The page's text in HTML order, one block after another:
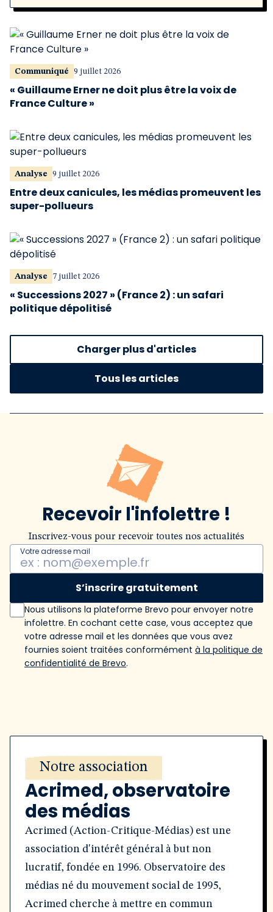
Communiqué 9 juillet 2026
« Guillaume Erner ne doit plus être la voix de
France Culture »
Analyse 9 juillet 2026
Entre deux canicules, les médias promeuvent les
super-pollueurs
Analyse 7 juillet 2026
« Successions 2027 » (France 2) : un safari
politique dépolitisé
Charger plus d'articles
Tous les articles
Recevoir l'infolettre !
Inscrivez-vous pour recevoir toutes nos actualités
Votre adresse mail
S’inscrire gratuitement
Nous utilisons la plateforme Brevo pour envoyer notre
infolettre. En cochant cette case, vous acceptez que
votre adresse mail et les données que vous avez
fournies soient traitées conformément à la politique de
confidentialité de Brevo.
Notre association
Acrimed, observatoire
des médias
Acrimed (Action-Critique-Médias) est une
association d'intérêt général à but non
lucratif, fondée en 1996. Observatoire des
médias né du mouvement social de 1995,
Acrimed cherche à mettre en commun